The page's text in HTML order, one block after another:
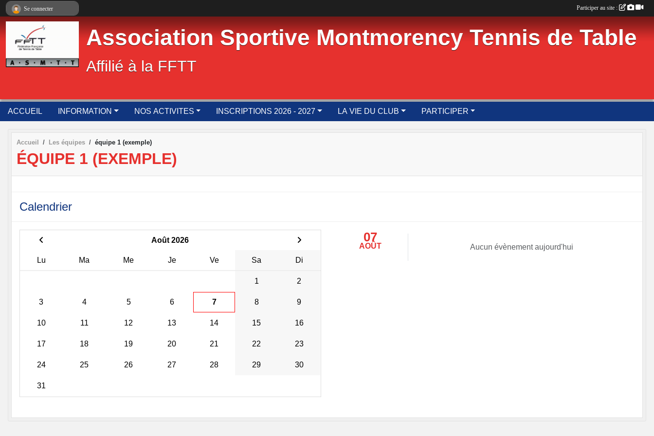
Association Sportive Montmorency Tennis de Table
Affilié à la FFTT
ACCUEIL INFORMATION NOS ACTIVITES INSCRIPTIONS 2026 - 2027 LA VIE DU CLUB PARTICIPER
Accueil Les équipes équipe 1 (exemple)
ÉQUIPE 1 (EXEMPLE)
Calendrier
Août 2026
Lu Ma Me Je Ve Sa Di
1 2
3 4 5 6 7 8 9
10 11 12 13 14 15 16
17 18 19 20 21 22 23
24 25 26 27 28 29 30
31
07
AOÛT Aucun évènement aujourd'hui
Se connecter Participer au site :
Panneau de gestion des cookies